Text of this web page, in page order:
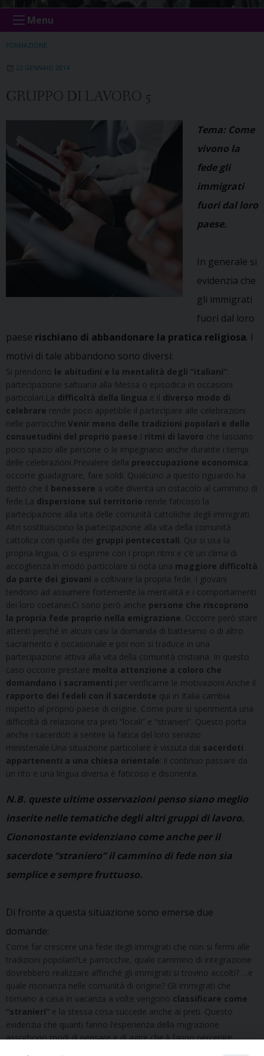
Menu
FORMAZIONE
22 GENNAIO 2014
GRUPPO DI LAVORO 5
Tema: Come
vivono la
fede gli
immigrati
fuori dal loro
paese.
In generale si
evidenzia che
gli immigrati
fuori dal loro
paese rischiano di abbandonare la pratica religiosa. I
motivi di tale abbandono sono diversi:
Si prendono le abitudini e la mentalità degli “italiani”
partecipazione saltuaria alla Messa o episodica in occasioni
particolari.La difficoltà della lingua e il diverso modo di
celebrare rende poco appetibile il partecipare alle celebrazioni
nelle parrocchie. Venir meno delle tradizioni popolari e delle
consuetudini del proprio paese .I ritmi di lavoro che lasciano
poco spazio alle persone o le impegnano anche durante i tempi
delle celebrazioni.Prevalere della preoccupazione economica
occorre guadagnare, fare soldi. Qualcuno a questo riguardo ha
detto che il benessere a volte diventa un ostacolo al cammino di
fede.La dispersione sul territorio rende faticoso la
partecipazione alla vita delle comunità cattoliche degli immigrati.
Altri sostituiscono la partecipazione alla vita della comunità
cattolica con quella dei gruppi pentecostali . Qui si usa la
propria lingua, ci si esprime con i propri ritmi e c’è un clima di
accoglienza.In modo particolare si nota una maggiore difficoltà
da parte dei giovani a coltivare la propria fede. I giovani
tendono ad assumere fortemente la mentalità e i comportamenti
dei loro coetanei.Ci sono però anche persone che riscoprono
la propria fede proprio nella emigrazione . Occorre però stare
attenti perché in alcuni casi la domanda di battesimo o di altro
sacramento è occasionale e poi non si traduce in una
partecipazione attiva alla vita della comunità cristiana. In questo
caso occorre prestare molta attenzione a coloro che
domandano i sacramenti per verificarne le motivazioni.Anche il
rapporto dei fedeli con il sacerdote qui in Italia cambia
rispetto al proprio paese di origine. Come pure si sperimenta una
difficoltà di relazione tra preti “locali” e “stranieri”. Questo porta
anche i sacerdoti a sentire la fatica del loro servizio
ministeriale.Una situazione particolare è vissuta dai sacerdoti
appartenenti a una chiesa orientale : il continuo passare da
un rito e una lingua diversa è faticoso e disorienta.
N.B. queste ultime osservazioni penso siano meglio
inserite nelle tematiche degli altri gruppi di lavoro.
Ciononostante evidenziano come anche per il
sacerdote “straniero” il cammino di fede non sia
semplice e sempre fruttuoso.
Di fronte a questa situazione sono emerse due
domande:
Come far crescere una fede degli immigrati che non si fermi alle
tradizioni popolari?Le parrocchie, quale cammino di integrazione
dovrebbero realizzare affinché gli immigrati si trovino accolti? …e
quale risonanza nelle comunità di origine? Gli immigrati che
tornano a casa in vacanza a volte vengono classificare come
“stranieri” e la stessa cosa succede anche ai preti. Questo
evidenzia che quanti fanno l’esperienza della migrazione
assorbono modi di pensare e di agire che li fanno percepire